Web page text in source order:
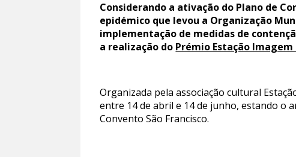
Considerando a ativação do Plano de
epidémico que levou a Organização
implementação de medidas de
a realização do Prémio Estação Imagem
Organizada pela associação cultural
entre 14 de abril e 14 de junho, estando o
Convento São Francisco.